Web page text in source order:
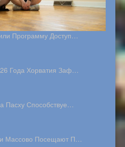
Программу Доступ…
Года Хорватия Заф…
Пасху Способствуе…
Массово Посещают П…